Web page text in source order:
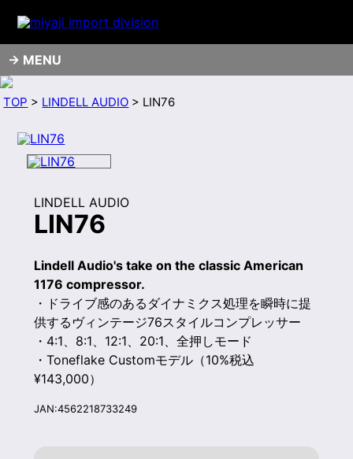
MENU
TOP > LINDELL AUDIO > LIN76
LINDELL AUDIO
LIN76
Lindell Audio's take on the classic American
1176 compressor.
・ドライブ感のあるダイナミクス処理を瞬時に提
供するヴィンテージ76スタイルコンプレッサー
・4:1、8:1、12:1、20:1、全押しモード
・Toneflake Customモデル（10%税込
¥143,000）
JAN:4562218733249